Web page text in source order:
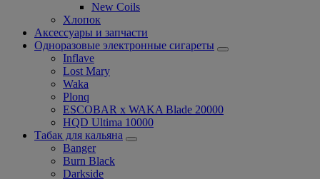
New Coils
Хлопок
Аксессуары и запчасти
Одноразовые электронные сигареты
Inflave
Lost Mary
Waka
Plonq
ESCOBAR x WAKA Blade 20000
HQD Ultima 10000
Табак для кальяна
Banger
Burn Black
Darkside